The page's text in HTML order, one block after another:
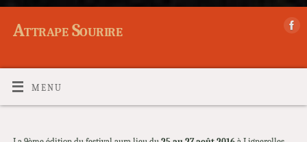
Attrape Sourire
MENU